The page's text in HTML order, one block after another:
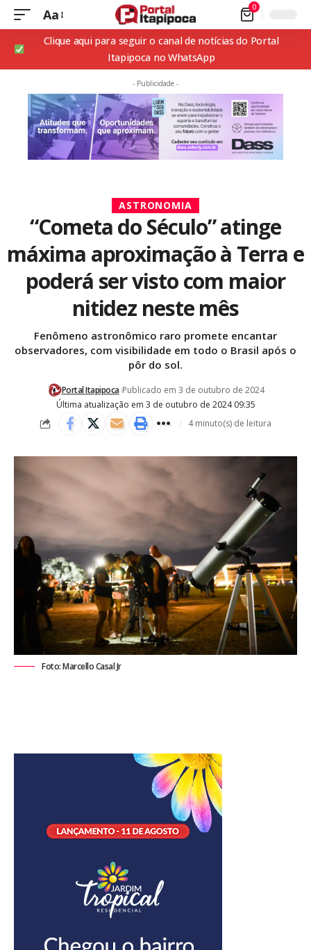
Aa 0
Clique aqui para seguir o canal de notícias do Portal
Itapipoca no WhatsApp
- Publicidade -
ASTRONOMIA
“Cometa do Século” atinge
máxima aproximação à Terra e
poderá ser visto com maior
nitidez neste mês
Fenômeno astronômico raro promete encantar
observadores, com visibilidade em todo o Brasil após o
pôr do sol.
Última atualização em 3 de outubro de 2024 09:35
Portal Itapipoca Publicado em 3 de outubro de 2024
4 minuto(s) de leitura
Foto: Marcello Casal Jr